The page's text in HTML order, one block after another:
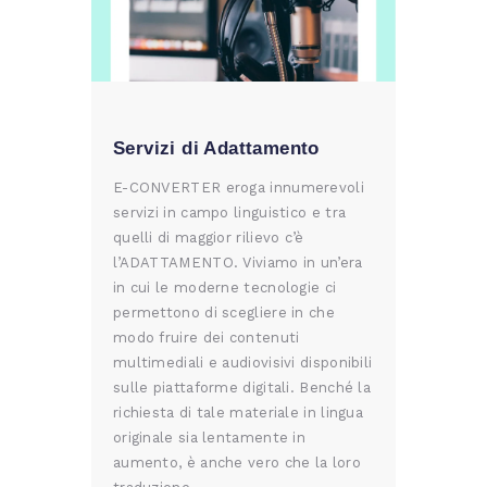
Servizi di Adattamento
E-CONVERTER eroga innumerevoli
servizi in campo linguistico e tra
quelli di maggior rilievo c’è
l’ADATTAMENTO. Viviamo in un’era
in cui le moderne tecnologie ci
permettono di scegliere in che
modo fruire dei contenuti
multimediali e audiovisivi disponibili
sulle piattaforme digitali. Benché la
richiesta di tale materiale in lingua
originale sia lentamente in
aumento, è anche vero che la loro